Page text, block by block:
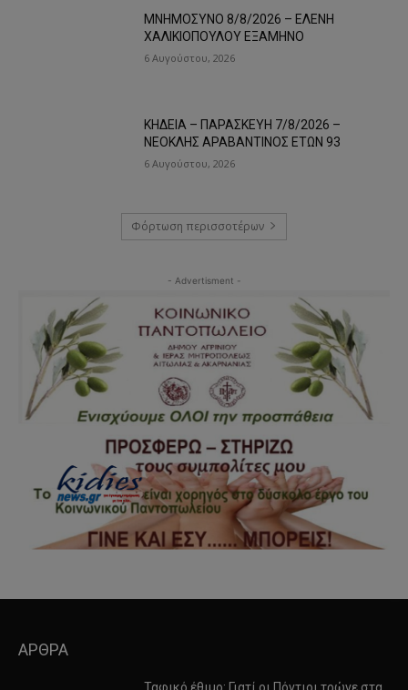
ΜΝΗΜΟΣΥΝΟ 8/8/2026 – ΕΛΕΝΗ
ΧΑΛΙΚΙΟΠΟΥΛΟΥ ΕΞΑΜΗΝΟ
6 Αυγούστου, 2026
ΚΗΔΕΙΑ – ΠΑΡΑΣΚΕΥΗ 7/8/2026 –
ΝΕΟΚΛΗΣ ΑΡΑΒΑΝΤΙΝΟΣ ΕΤΩΝ 93
6 Αυγούστου, 2026
Φόρτωση περισσοτέρων
- Advertisment -
ΑΡΘΡΑ